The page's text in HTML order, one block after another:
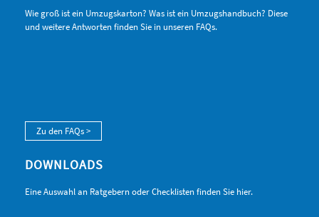
Wie groß ist ein Umzugskarton? Was ist ein Umzugshandbuch? Diese
und weitere Antworten finden Sie in unseren FAQs.
Zu den FAQs >
DOWNLOADS
Eine Auswahl an Ratgebern oder Checklisten finden Sie hier.